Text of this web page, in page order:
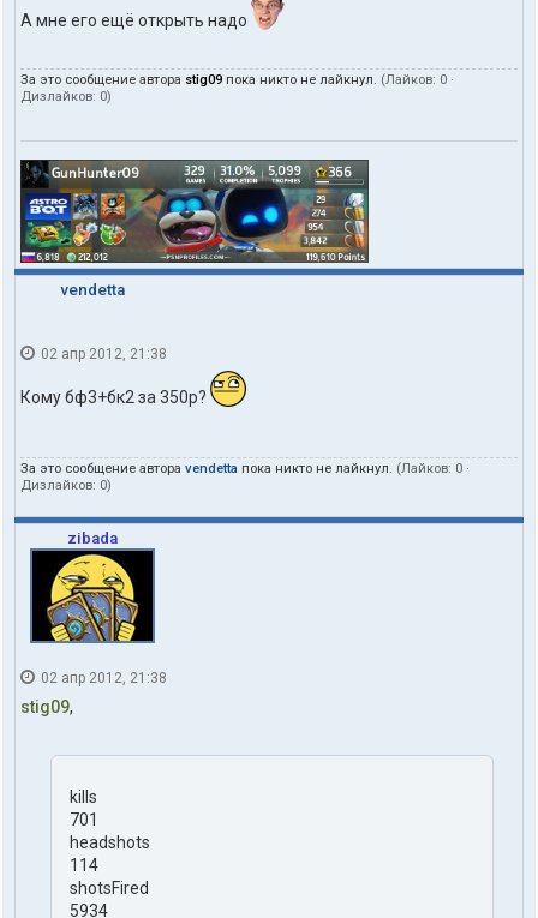
А мне его ещё открыть надо
За это сообщение автора stig09 пока никто не лайкнул. (Лайков: 0 ·
Дизлайков: 0)
vendetta
02 апр 2012, 21:38
Кому бф3+бк2 за 350р?
За это сообщение автора vendetta пока никто не лайкнул. (Лайков: 0 ·
Дизлайков: 0)
zibada
02 апр 2012, 21:38
stig09,
kills
701
headshots
114
shotsFired
5934